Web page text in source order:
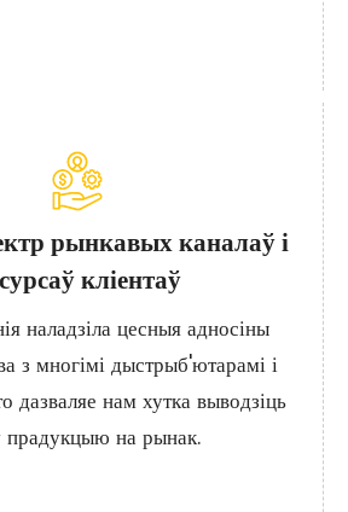
рынкавых каналаў і
кліентаў
наладзіла цесныя адносіны
з многімі дыстрыб'ютарамі і
дазваляе нам хутка выводзіць
на рынак.